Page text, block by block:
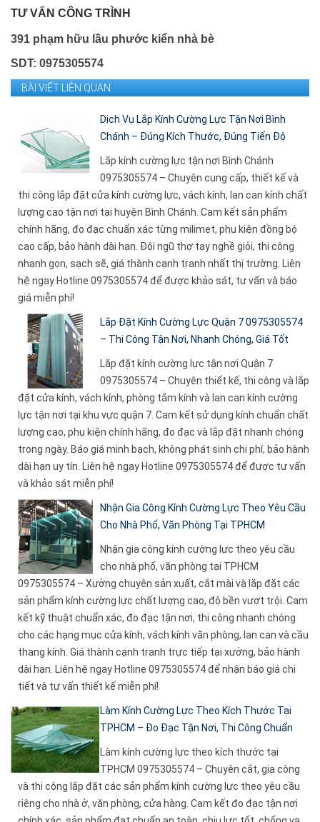
TƯ VẤN CÔNG TRÌNH
391 phạm hữu lầu phước kiển nhà bè
SDT: 0975305574
BÀI VIẾT LIÊN QUAN
Dịch Vụ Lắp Kính Cường Lực Tận Nơi Bình
Chánh – Đúng Kích Thước, Đúng Tiến Độ
Lắp kính cường lực tận nơi Bình Chánh
0975305574 – Chuyên cung cấp, thiết kế và
thi công lắp đặt cửa kính cường lực, vách kính, lan can kính chất
lượng cao tận nơi tại huyện Bình Chánh. Cam kết sản phẩm
chính hãng, đo đạc chuẩn xác từng milimet, phụ kiện đồng bộ
cao cấp, bảo hành dài hạn. Đội ngũ thợ tay nghề giỏi, thi công
nhanh gọn, sạch sẽ, giá thành cạnh tranh nhất thị trường. Liên
hệ ngay Hotline 0975305574 để được khảo sát, tư vấn và báo
giá miễn phí!
Lắp Đặt Kính Cường Lực Quận 7 0975305574
– Thi Công Tận Nơi, Nhanh Chóng, Giá Tốt
Lắp đặt kính cường lực tận nơi Quận 7
0975305574 – Chuyên thiết kế, thi công và lắp
đặt cửa kính, vách kính, phòng tắm kính và lan can kính cường
lực tận nơi tại khu vực quận 7. Cam kết sử dụng kính chuẩn chất
lượng cao, phụ kiện chính hãng, đo đạc và lắp đặt nhanh chóng
trong ngày. Báo giá minh bạch, không phát sinh chi phí, bảo hành
dài hạn uy tín. Liên hệ ngay Hotline 0975305574 để được tư vấn
và khảo sát miễn phí!
Nhận Gia Công Kính Cường Lực Theo Yêu Cầu
Cho Nhà Phố, Văn Phòng Tại TPHCM
Nhận gia công kính cường lực theo yêu cầu
cho nhà phố, văn phòng tại TPHCM
0975305574 – Xưởng chuyên sản xuất, cắt mài và lắp đặt các
sản phẩm kính cường lực chất lượng cao, độ bền vượt trội. Cam
kết kỹ thuật chuẩn xác, đo đạc tận nơi, thi công nhanh chóng
cho các hạng mục cửa kính, vách kính văn phòng, lan can và cầu
thang kính. Giá thành cạnh tranh trực tiếp tại xưởng, bảo hành
dài hạn. Liên hệ ngay Hotline 0975305574 để nhận báo giá chi
tiết và tư vấn thiết kế miễn phí!
Làm Kính Cường Lực Theo Kích Thước Tại
TPHCM – Đo Đạc Tận Nơi, Thi Công Chuẩn
Làm kính cường lực theo kích thước tại
TPHCM 0975305574 – Chuyên cắt, gia công
và thi công lắp đặt các sản phẩm kính cường lực theo yêu cầu
riêng cho nhà ở, văn phòng, cửa hàng. Cam kết đo đạc tận nơi